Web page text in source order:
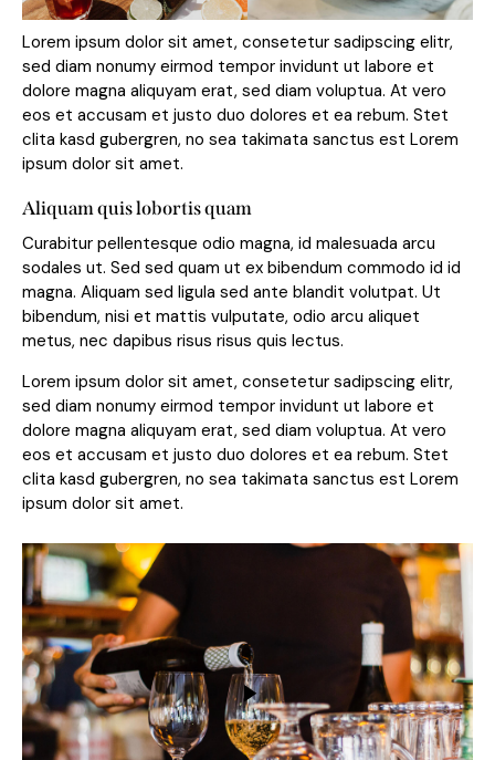
Lorem ipsum dolor sit amet, consetetur sadipscing elitr,
sed diam nonumy eirmod tempor invidunt ut labore et
dolore magna aliquyam erat, sed diam voluptua. At vero
eos et accusam et justo duo dolores et ea rebum. Stet
clita kasd gubergren, no sea takimata sanctus est Lorem
ipsum dolor sit amet.
Aliquam quis lobortis quam
Curabitur pellentesque odio magna, id malesuada arcu
sodales ut. Sed sed quam ut ex bibendum commodo id id
magna. Aliquam sed ligula sed ante blandit volutpat. Ut
bibendum, nisi et mattis vulputate, odio arcu aliquet
metus, nec dapibus risus risus quis lectus.
Lorem ipsum dolor sit amet, consetetur sadipscing elitr,
sed diam nonumy eirmod tempor invidunt ut labore et
dolore magna aliquyam erat, sed diam voluptua. At vero
eos et accusam et justo duo dolores et ea rebum. Stet
clita kasd gubergren, no sea takimata sanctus est Lorem
ipsum dolor sit amet.